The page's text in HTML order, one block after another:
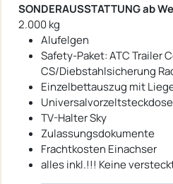
SONDERAUSSTATTUNG ab
2.000 kg
Alufelgen
Safety-Paket: ATC Trailer
CS/Diebstahlsicherung
Einzelbettauszug mit
TV-Halter Sky
Zulassungsdokumente
Frachtkosten Einachser
alles inkl.!!! Keine